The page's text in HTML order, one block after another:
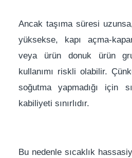
Ancak taşıma süresi
yüksekse, kapı açma-
veya ürün donuk ürün
kullanımı riskli olabilir.
soğutma yapmadığı için
kabiliyeti sınırlıdır.
Bu nedenle sıcaklık